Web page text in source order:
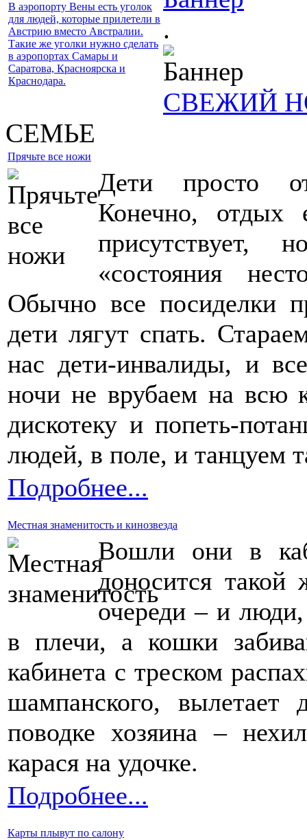
В аэропорту Вены есть уголок
для людей, которые прилетели в
Австрию вместо Австралии.
Такие же уголки нужно сделать
в аэропортах Самары и
Саратова, Красноярска и
Краснодара.
.
СВЕЖИЙ
СЕМЬЕ
Прячьте все ножи
Дети просто
Конечно, отдых
«состояния
Обычно все посиделки
дети лягут спать.
нас дети-инвалиды, и
ночи не врубаем на всю
дискотеку и попеть-
людей, в поле, и танцуем
Подробнее...
Местная знаменитость и кинозвезда
Вошли они в
доносится
очереди – и
в плечи, а кошки
кабинета с треском
шампанского, вылетает
поводке хозяина –
карася на удочке.
Подробнее...
Карты плывут по салону